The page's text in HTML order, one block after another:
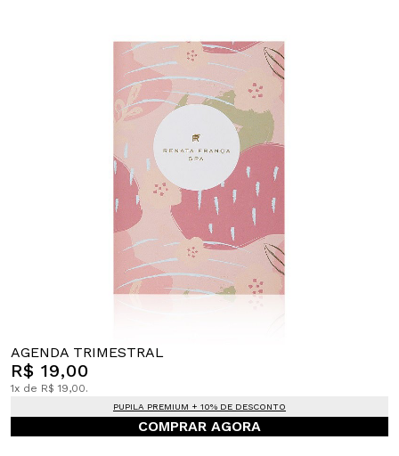
AGENDA TRIMESTRAL
R$ 19,00
1x de R$ 19,00.
PUPILA PREMIUM + 10% DE DESCONTO
COMPRAR AGORA